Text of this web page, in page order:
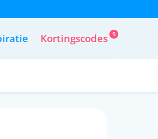
Kortingscodes 9